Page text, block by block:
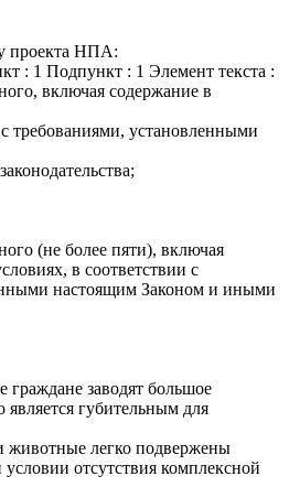
проекта НПА:
: 1 Подпункт : 1 Элемент текста :
включая содержание в
требованиями, установленными
(не более пяти), включая
в соответствии с
настоящим Законом и иными
заводят большое
губительным для
животные легко подвержены
отсутствия комплексной